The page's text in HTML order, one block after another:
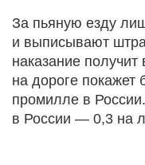
За пьяную езду
и выписывают
наказание
на дороге
промилле в
в России — 0,3 на